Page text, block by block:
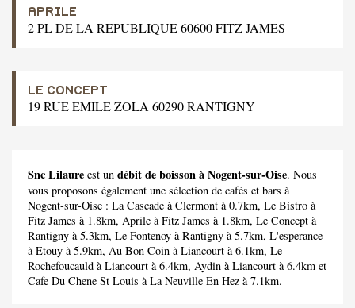
APRILE
2 PL DE LA REPUBLIQUE 60600 FITZ JAMES
LE CONCEPT
19 RUE EMILE ZOLA 60290 RANTIGNY
Snc Lilaure est un débit de boisson à Nogent-sur-Oise. Nous
vous proposons également une sélection de cafés et bars à
Nogent-sur-Oise : La Cascade à Clermont à 0.7km, Le Bistro à
Fitz James à 1.8km, Aprile à Fitz James à 1.8km, Le Concept à
Rantigny à 5.3km, Le Fontenoy à Rantigny à 5.7km, L'esperance
à Etouy à 5.9km, Au Bon Coin à Liancourt à 6.1km, Le
Rochefoucauld à Liancourt à 6.4km, Aydin à Liancourt à 6.4km et
Cafe Du Chene St Louis à La Neuville En Hez à 7.1km.